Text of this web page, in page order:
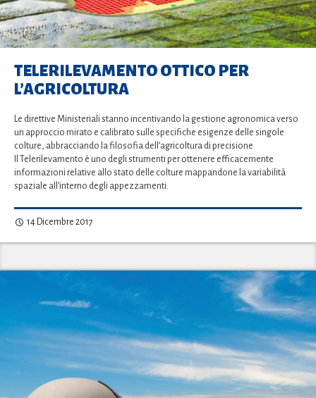
TELERILEVAMENTO OTTICO PER
L’AGRICOLTURA
Le direttive Ministeriali stanno incentivando la gestione agronomica verso
un approccio mirato e calibrato sulle specifiche esigenze delle singole
colture, abbracciando la filosofia dell’agricoltura di precisione.
Il Telerilevamento è uno degli strumenti per ottenere efficacemente
informazioni relative allo stato delle colture mappandone la variabilità
spaziale all’interno degli appezzamenti.
14 Dicembre 2017